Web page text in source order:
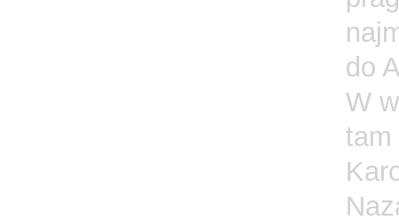
do
W